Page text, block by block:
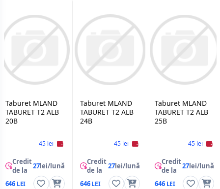
Taburet MLAND
TABURET T2 ALB
20B
45 lei
Credit
de la
27lei/lună
646
Taburet MLAND
TABURET T2 ALB
24B
45 lei
Credit
de la
27lei/lună
646
Taburet MLAND
TABURET T2 ALB
25B
45 lei
Credit
de la
27lei/lună
646